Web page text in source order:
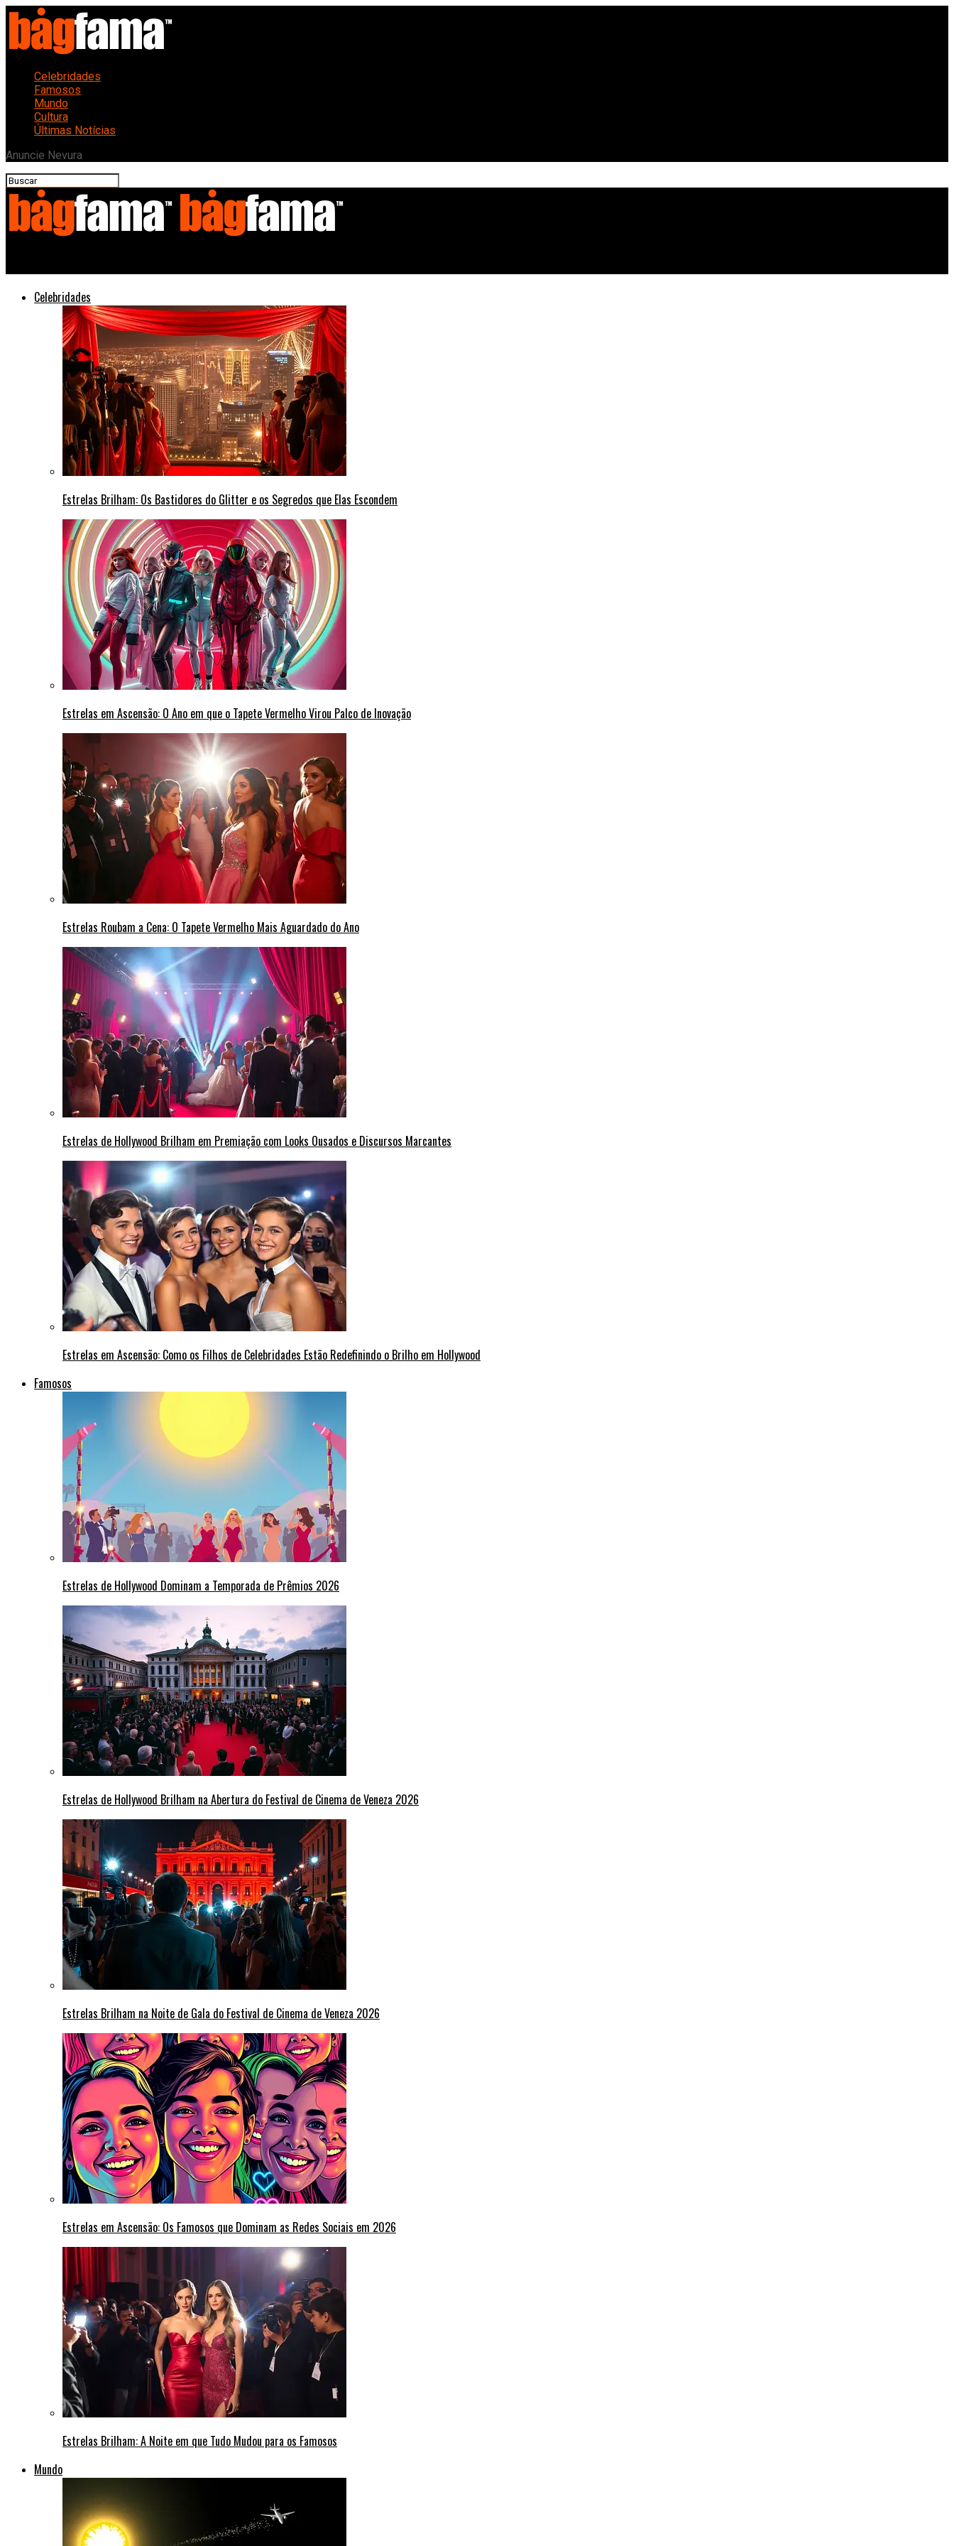
Celebridades
Famosos
Mundo
Cultura
Últimas Notícias
Anuncie Nevura
Celebridades
Estrelas Brilham: Os Bastidores do Glitter e os Segredos que Elas Escondem
Estrelas em Ascensão: O Ano em que o Tapete Vermelho Virou Palco de Inovação
Estrelas Roubam a Cena: O Tapete Vermelho Mais Aguardado do Ano
Estrelas de Hollywood Brilham em Premiação com Looks Ousados e Discursos Marcantes
Estrelas em Ascensão: Como os Filhos de Celebridades Estão Redefinindo o Brilho em Hollywood
Famosos
Estrelas de Hollywood Dominam a Temporada de Prêmios 2026
Estrelas de Hollywood Brilham na Abertura do Festival de Cinema de Veneza 2026
Estrelas Brilham na Noite de Gala do Festival de Cinema de Veneza 2026
Estrelas em Ascensão: Os Famosos que Dominam as Redes Sociais em 2026
Estrelas Brilham: A Noite em que Tudo Mudou para os Famosos
Mundo